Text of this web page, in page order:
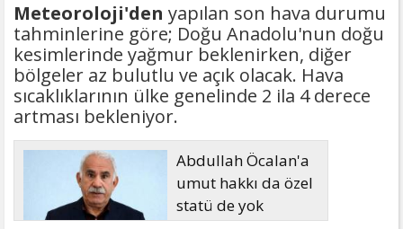
Meteoroloji'den yapılan son hava durumu
tahminlerine göre; Doğu Anadolu'nun doğu
kesimlerinde yağmur beklenirken, diğer
bölgeler az bulutlu ve açık olacak. Hava
sıcaklıklarının ülke genelinde 2 ila 4 derece
artması bekleniyor.
Abdullah Öcalan'a
umut hakkı da özel
statü de yok